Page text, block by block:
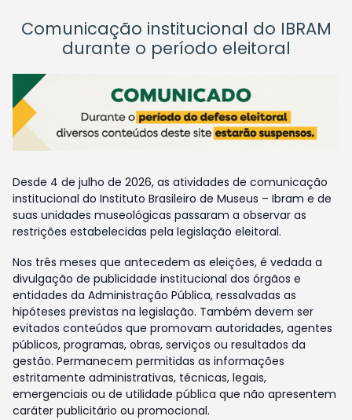
Comunicação institucional do IBRAM
durante o período eleitoral
Desde 4 de julho de 2026, as atividades de comunicação
institucional do Instituto Brasileiro de Museus – Ibram e de
suas unidades museológicas passaram a observar as
restrições estabelecidas pela legislação eleitoral.
Nos três meses que antecedem as eleições, é vedada a
divulgação de publicidade institucional dos órgãos e
entidades da Administração Pública, ressalvadas as
hipóteses previstas na legislação. Também devem ser
evitados conteúdos que promovam autoridades, agentes
públicos, programas, obras, serviços ou resultados da
gestão. Permanecem permitidas as informações
estritamente administrativas, técnicas, legais,
emergenciais ou de utilidade pública que não apresentem
caráter publicitário ou promocional.